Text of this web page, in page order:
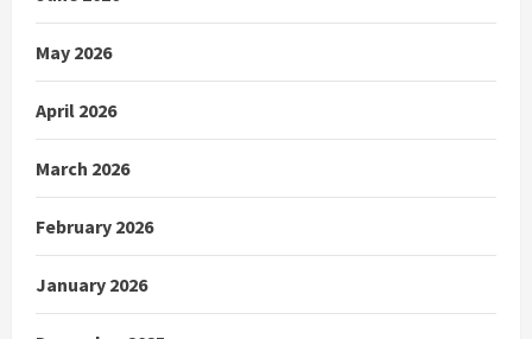
May 2026
April 2026
March 2026
February 2026
January 2026